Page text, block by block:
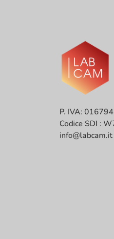
P. IVA:
Codice SDI :
info@labcam.it